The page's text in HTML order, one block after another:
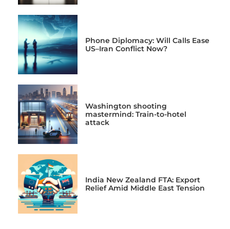
Phone Diplomacy: Will Calls Ease
US–Iran Conflict Now?
Washington shooting
mastermind: Train-to-hotel
attack
India New Zealand FTA: Export
Relief Amid Middle East Tension